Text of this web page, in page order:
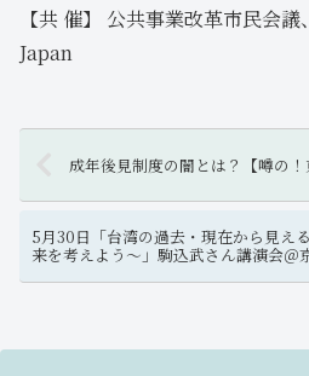
【共 催】 公共事業改革市民会
Japan
成年後見制度の闇とは？【噂の
5月30日「台湾の過去・現在から見え
来を考えよう～」駒込武さん講演会＠